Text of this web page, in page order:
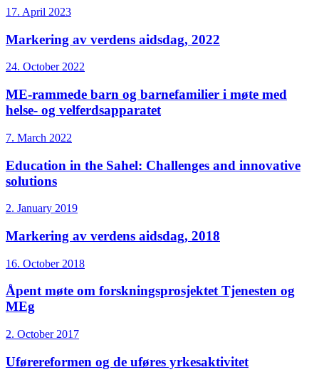
17. April 2023
Markering av verdens aidsdag, 2022
24. October 2022
ME-rammede barn og barnefamilier i møte med
helse- og velferdsapparatet
7. March 2022
Education in the Sahel: Challenges and innovative
solutions
2. January 2019
Markering av verdens aidsdag, 2018
16. October 2018
Åpent møte om forskningsprosjektet Tjenesten og
MEg
2. October 2017
Uførereformen og de uføres yrkesaktivitet